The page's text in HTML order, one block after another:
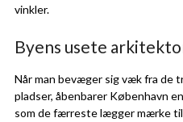
vinkler.
Byens usete
Når man bevæger sig væk fra de
pladser, åbenbarer København
som de færreste lægger mærke